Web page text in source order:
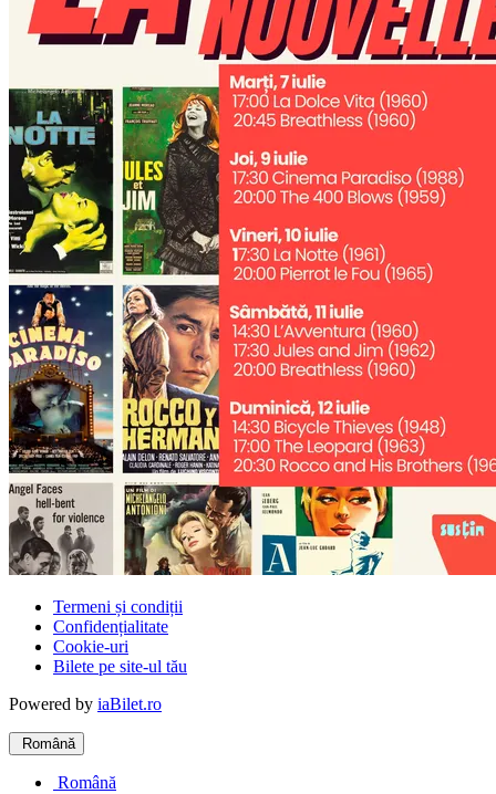
Termeni și condiții
Confidențialitate
Cookie-uri
Bilete pe site-ul tău
Powered by iaBilet.ro
Română
Română